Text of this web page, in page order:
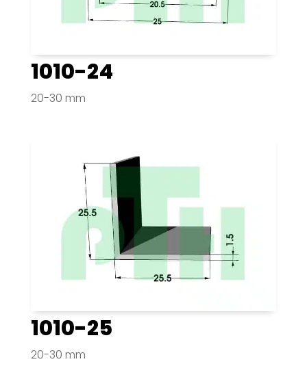
1010-24
20-30 mm
1010-25
20-30 mm